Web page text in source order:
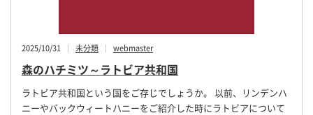
2025/10/31 未分類 webmaster
森のハチミツ～ラトビア共和国
ラトビア共和国という国をご存じでしょうか。 以前、リンデンハ
ニーやバックウィートハニーをご紹介した時にラトビアについて